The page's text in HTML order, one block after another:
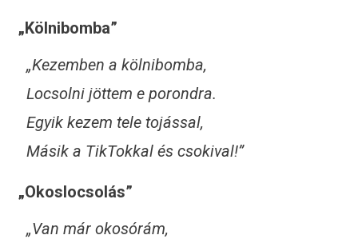
„Kölnibomba”
„Kezemben a kölnibomba,
Locsolni jöttem e porondra.
Egyik kezem tele tojással,
Másik a TikTokkal és csokival!”
„Okoslocsolás”
„Van már okosórám,